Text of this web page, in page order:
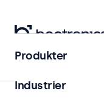
Touchskærme
Produkter
Industrier